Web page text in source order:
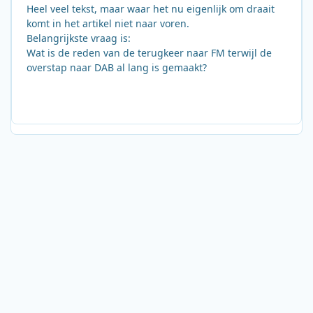
Heel veel tekst, maar waar het nu eigenlijk om draait
komt in het artikel niet naar voren.
Belangrijkste vraag is:
Wat is de reden van de terugkeer naar FM terwijl de
overstap naar DAB al lang is gemaakt?